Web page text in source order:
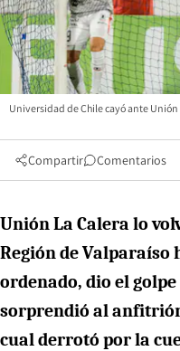
Universidad de Chile cayó ante
Compartir Comentarios
Unión La Calera lo
Región de
ordenado, dio el
sorprendió al
cual derrotó por la